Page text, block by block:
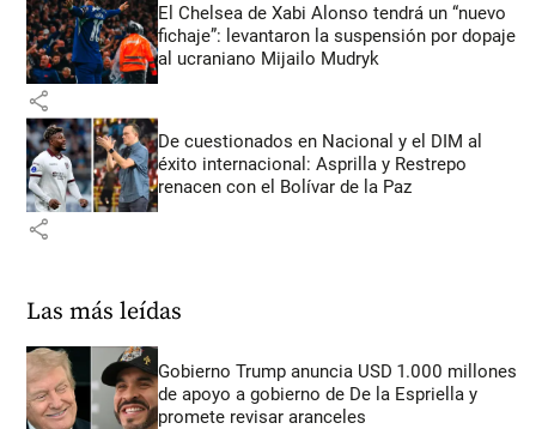
El Chelsea de Xabi Alonso tendrá un “nuevo
fichaje”: levantaron la suspensión por dopaje
al ucraniano Mijailo Mudryk
share
De cuestionados en Nacional y el DIM al
éxito internacional: Asprilla y Restrepo
renacen con el Bolívar de la Paz
share
Las más leídas
Gobierno Trump anuncia USD 1.000 millones
de apoyo a gobierno de De la Espriella y
promete revisar aranceles